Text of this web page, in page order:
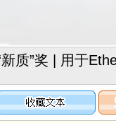
新质”奖 | 用于